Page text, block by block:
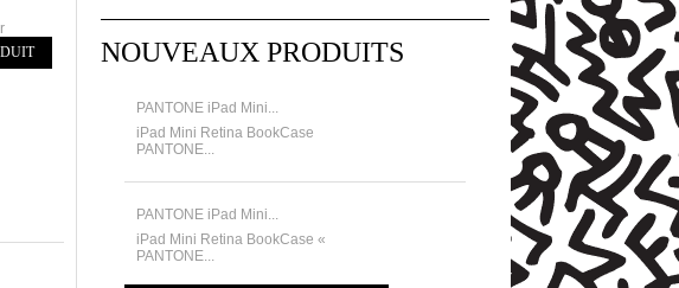
NOUVEAUX PRODUITS
PANTONE iPad Mini...
iPad Mini Retina BookCase
PANTONE...
PANTONE iPad Mini...
iPad Mini Retina BookCase «
PANTONE...